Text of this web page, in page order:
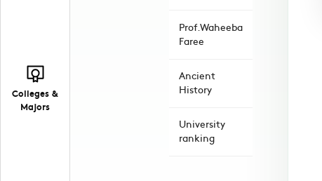
Colleges &
Majors
Prof.Waheeba
Faree
Ancient
History
University
ranking